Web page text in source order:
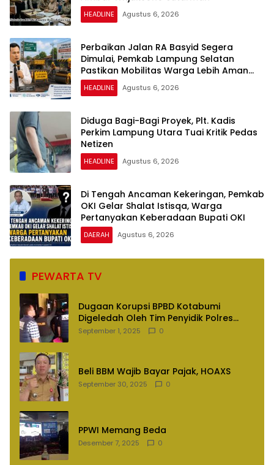
HEADLINE Agustus 6, 2026
Perbaikan Jalan RA Basyid Segera
Dimulai, Pemkab Lampung Selatan
Pastikan Mobilitas Warga Lebih Aman
dan Nyaman
HEADLINE Agustus 6, 2026
Diduga Bagi-Bagi Proyek, Plt. Kadis
Perkim Lampung Utara Tuai Kritik Pedas
Netizen
HEADLINE Agustus 6, 2026
Di Tengah Ancaman Kekeringan, Pemkab
OKI Gelar Shalat Istisqa, Warga
Pertanyakan Keberadaan Bupati OKI
DAERAH Agustus 6, 2026
PEWARTA TV
Dugaan Korupsi BPBD Kotabumi
Digeledah Oleh Tim Penyidik Polres
Lampung Utara
September 1, 2025 0
Beli BBM Wajib Bayar Pajak, HOAXS
September 30, 2025 0
PPWI Memang Beda
Desember 7, 2025 0